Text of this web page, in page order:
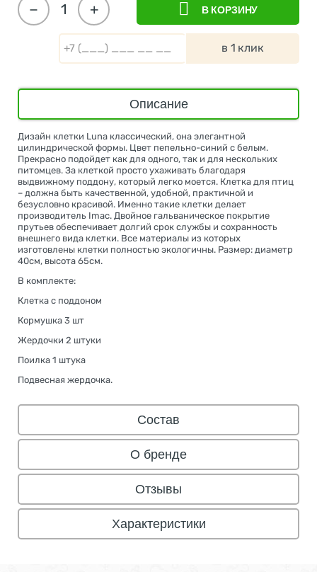
+
− В КОРЗИНУ
в 1 клик
Описание
Дизайн клетки Luna классический, она элегантной
цилиндрической формы. Цвет пепельно-синий с белым.
Прекрасно подойдет как для одного, так и для нескольких
питомцев. За клеткой просто ухаживать благодаря
выдвижному поддону, который легко моется. Клетка для птиц
– должна быть качественной, удобной, практичной и
безусловно красивой. Именно такие клетки делает
производитель Imac. Двойное гальваническое покрытие
прутьев обеспечивает долгий срок службы и сохранность
внешнего вида клетки. Все материалы из которых
изготовлены клетки полностью экологичны. Размер: диаметр
40см, высота 65см.
В комплекте:
Клетка с поддоном
Кормушка 3 шт
Жердочки 2 штуки
Поилка 1 штука
Подвесная жердочка.
Состав
О бренде
Отзывы
Характеристики